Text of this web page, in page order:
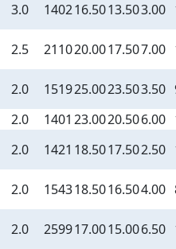
3.0 140216.5013.503.00
2.5 211020.0017.507.00
2.0 151925.0023.503.50
2.0 1401 23.0020.506.00
2.0 1421 18.5017.502.50
2.0 154318.5016.504.00
2.0 259917.0015.006.50